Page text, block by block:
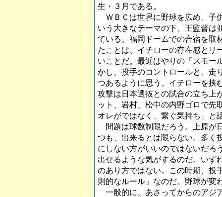
生・３月である。
ＷＢＣは世界に野球を広め、子
いう大きなテーマの下、王監督は
ている。福岡ドームでの合宿を取
たことは、イチローの存在感とリ
いことだ。最近はやりの「スモー
かし、投手のコントロールと、走
つあるように思う。イチローを挟
攻撃は日本選抜との試合の立ち上
ット、岩村、松中の内野ゴロで先
オレがではなく、繋ぐ気持ち」と
問題は球数制限だろう。上原が
つも、出来るとは限らない。多く
にしない方がいいのではないだろ
出せるような気がするのだ。いず
のあり方ではない。この時期、投
則的なルール」なのだ。野球が変
一般的に、あさってからのアジ